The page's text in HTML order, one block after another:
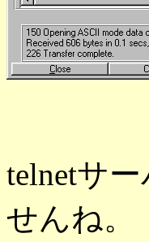
telnetサ
せんね。